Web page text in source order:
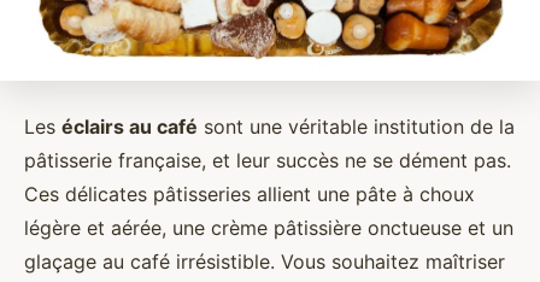
Les éclairs au café sont une véritable institution de la
pâtisserie française, et leur succès ne se dément pas.
Ces délicates pâtisseries allient une pâte à choux
légère et aérée, une crème pâtissière onctueuse et un
glaçage au café irrésistible. Vous souhaitez maîtriser